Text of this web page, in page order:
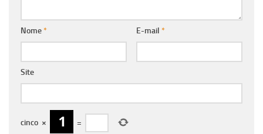
Nome* E-mail *
Site
cinco × =